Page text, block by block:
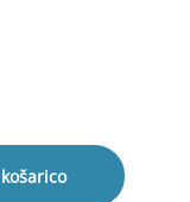
Core 7 150U/